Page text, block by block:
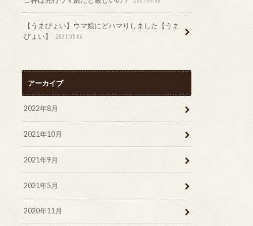
【うまぴょい】ウマ娘にどハマりしました【うま
ぴょい】
2021.05.06
アーカイブ
2022年8月
2021年10月
2021年9月
2021年5月
2020年11月